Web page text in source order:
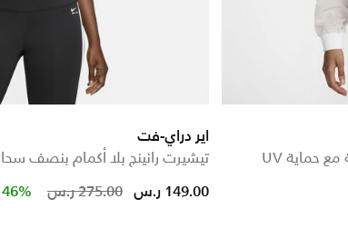
سويتشيرت محبوك بياقة V وأكمام طويلة مع حماية UV
اير دراي-فت
تيشيرت رانينج بلا أكمام بنصف
Price reduced from275.00 ر.س to 149.00 ر.س 46% خصم